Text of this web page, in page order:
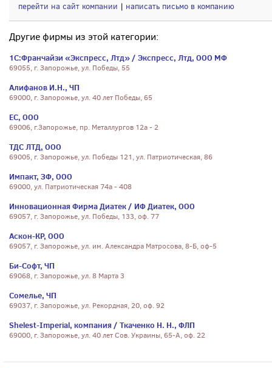
перейти на сайт компании | написать письмо в компанию
Другие фирмы из этой категории:
1С:Франчайзи «Экспресс, Лтд» / Экспресс, Лтд, ООО МФ
69055, г. Запорожье, ул. Победы, 55
Алифанов И.Н., ЧП
69000, г. Запорожье, ул. 40 лет Победы, 65
ЕС, ООО
69006, г.Запорожье, пр. Металлургов 12а - 2
ТДС ЛТД, ООО
69005, г. Запорожье, ул. Победы 121, ул. Патриотическая, 86
Импакт, ЗФ, ООО
69000, ул. Патриотическая 74а - 408
Инновационная Фирма Диатек / ИФ Диатек, ООО
69057, г. Запорожье, ул. Победы, 133, оф. 77
Аскон-КР, ООО
69057, г. Запорожье, ул. им. Александра Матросова, 8-Б, оф-5
Би-Софт, ЧП
69068, г. Запорожье, ул. 8 Марта 3
Сомелье, ЧП
69037, г. Запорожье, ул. Рекордная, 20, оф. 92
Shelest-Imperial, компания / Ткаченко Н. Н., ФЛП
69000, г. Запорожье, ул. 40 лет Сов. Украины, 65-А, оф. 22